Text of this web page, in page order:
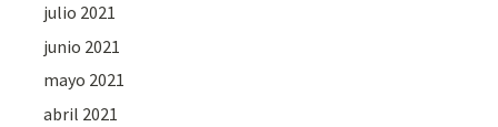
julio 2021
junio 2021
mayo 2021
abril 2021